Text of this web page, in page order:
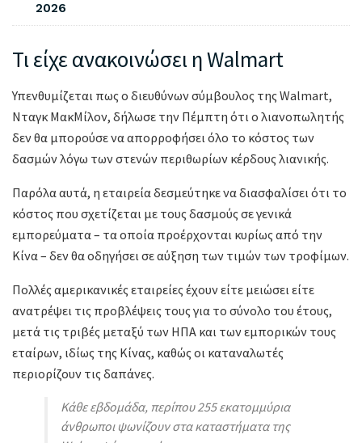
2026
Τι είχε ανακοινώσει η Walmart
Υπενθυμίζεται πως ο διευθύνων σύμβουλος της Walmart,
Νταγκ ΜακΜίλον, δήλωσε την Πέμπτη ότι ο λιανοπωλητής
δεν θα μπορούσε να απορροφήσει όλο το κόστος των
δασμών λόγω των στενών περιθωρίων κέρδους λιανικής.
Παρόλα αυτά, η εταιρεία δεσμεύτηκε να διασφαλίσει ότι το
κόστος που σχετίζεται με τους δασμούς σε γενικά
εμπορεύματα – τα οποία προέρχονται κυρίως από την
Κίνα – δεν θα οδηγήσει σε αύξηση των τιμών των τροφίμων.
Πολλές αμερικανικές εταιρείες έχουν είτε μειώσει είτε
ανατρέψει τις προβλέψεις τους για το σύνολο του έτους,
μετά τις τριβές μεταξύ των ΗΠΑ και των εμπορικών τους
εταίρων, ιδίως της Κίνας, καθώς οι καταναλωτές
περιορίζουν τις δαπάνες.
Κάθε εβδομάδα, περίπου 255 εκατομμύρια
άνθρωποι ψωνίζουν στα καταστήματα της